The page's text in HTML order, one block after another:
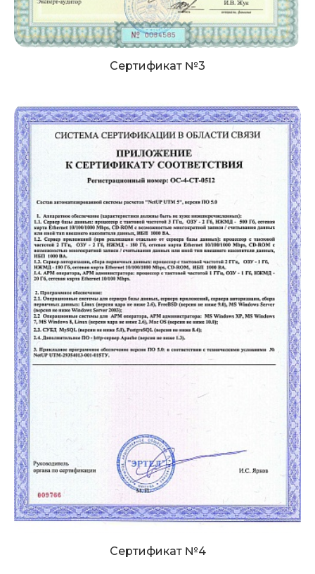
Сертификат №3
Сертификат №4